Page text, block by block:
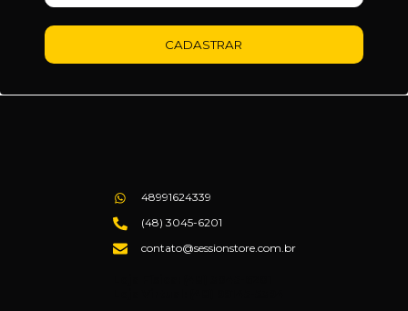
CADASTRAR
48991624339
(48) 3045-6201
contato@sessionstore.com.br